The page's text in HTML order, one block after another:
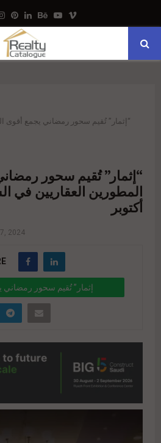
Instagram
Pinterest
LinkedinBehance
Youtube
Vimeo
“إثمار” تُقيم سحور رمضاني يجمع أقوى
“إثمار” تُقيم سحور
أكتوبر
2024
العقاريين في